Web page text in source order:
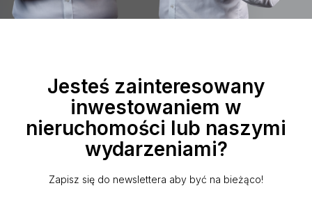
Jesteś zainteresowany
inwestowaniem w
nieruchomości lub naszymi
wydarzeniami?
Zapisz się do newslettera aby być na bieżąco!